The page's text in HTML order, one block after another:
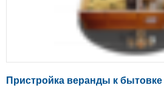
Пристройка веранды к бытовке